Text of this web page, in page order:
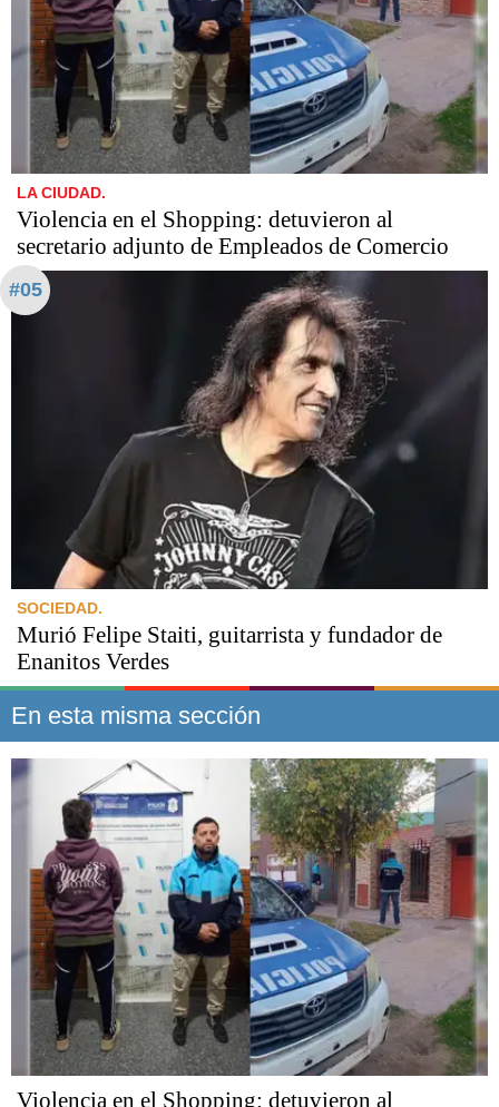
LA CIUDAD.
Violencia en el Shopping: detuvieron al
secretario adjunto de Empleados de Comercio
#05
SOCIEDAD.
Murió Felipe Staiti, guitarrista y fundador de
Enanitos Verdes
En esta misma sección
Violencia en el Shopping: detuvieron al